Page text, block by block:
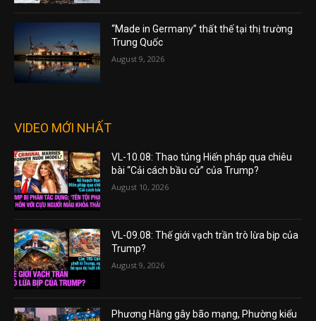
“Made in Germany” thất thế tại thị trường
Trung Quốc
August 9, 2026
VIDEO MỚI NHẤT
VL-10.08: Thao túng Hiến pháp qua chiêu
bài “Cải cách bầu cử” của Trump?
August 10, 2026
VL-09.08: Thế giới vạch trần trò lừa bịp của
Trump?
August 9, 2026
Phương Hằng gây bão mạng, Phường kiểu